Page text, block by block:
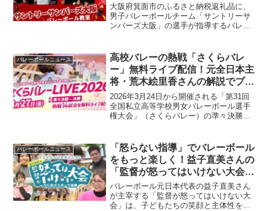
大阪府箕面市のふるさと納税返礼品に、
男子バレーボールチーム「サントリーサ
ンバーズ大阪」の選手が指導するバレー
好者なら誰でも参加可能。2026年4月17
日（金）12時半より受付開始です。
バレーボールニュース
高校バレーの熱戦「さくらバレ
ー」無料ライブ配信！元全日本主
将・荒木絵里香さんの解説でプレ
ーのヒントを見つけよう
2026年3月24日から開催される「第31回
全国私立高等学校男女バレーボール選手
権大会」（さくらバレー）の準々決勝か
す。元全日本女子主将の荒木絵里香さん
による解説やインタビュー動画も公開さ
れ、バレーボール愛好者にとって見逃せ
ない大会です。
バレーボールニュース
「怒らない指導」でバレーボール
をもっと楽しく！益子直美さんの
「監督が怒ってはいけない大会」
から学ぶ、チームの士気を高める
ヒント
バレーボール元日本代表の益子直美さん
が主宰する「監督が怒ってはいけない大
会」は、子どもたちの笑顔と主体性を守